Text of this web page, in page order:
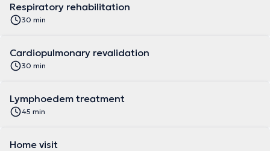
Respiratory rehabilitation
30 min
Cardiopulmonary revalidation
30 min
Lymphoedem treatment
45 min
Home visit